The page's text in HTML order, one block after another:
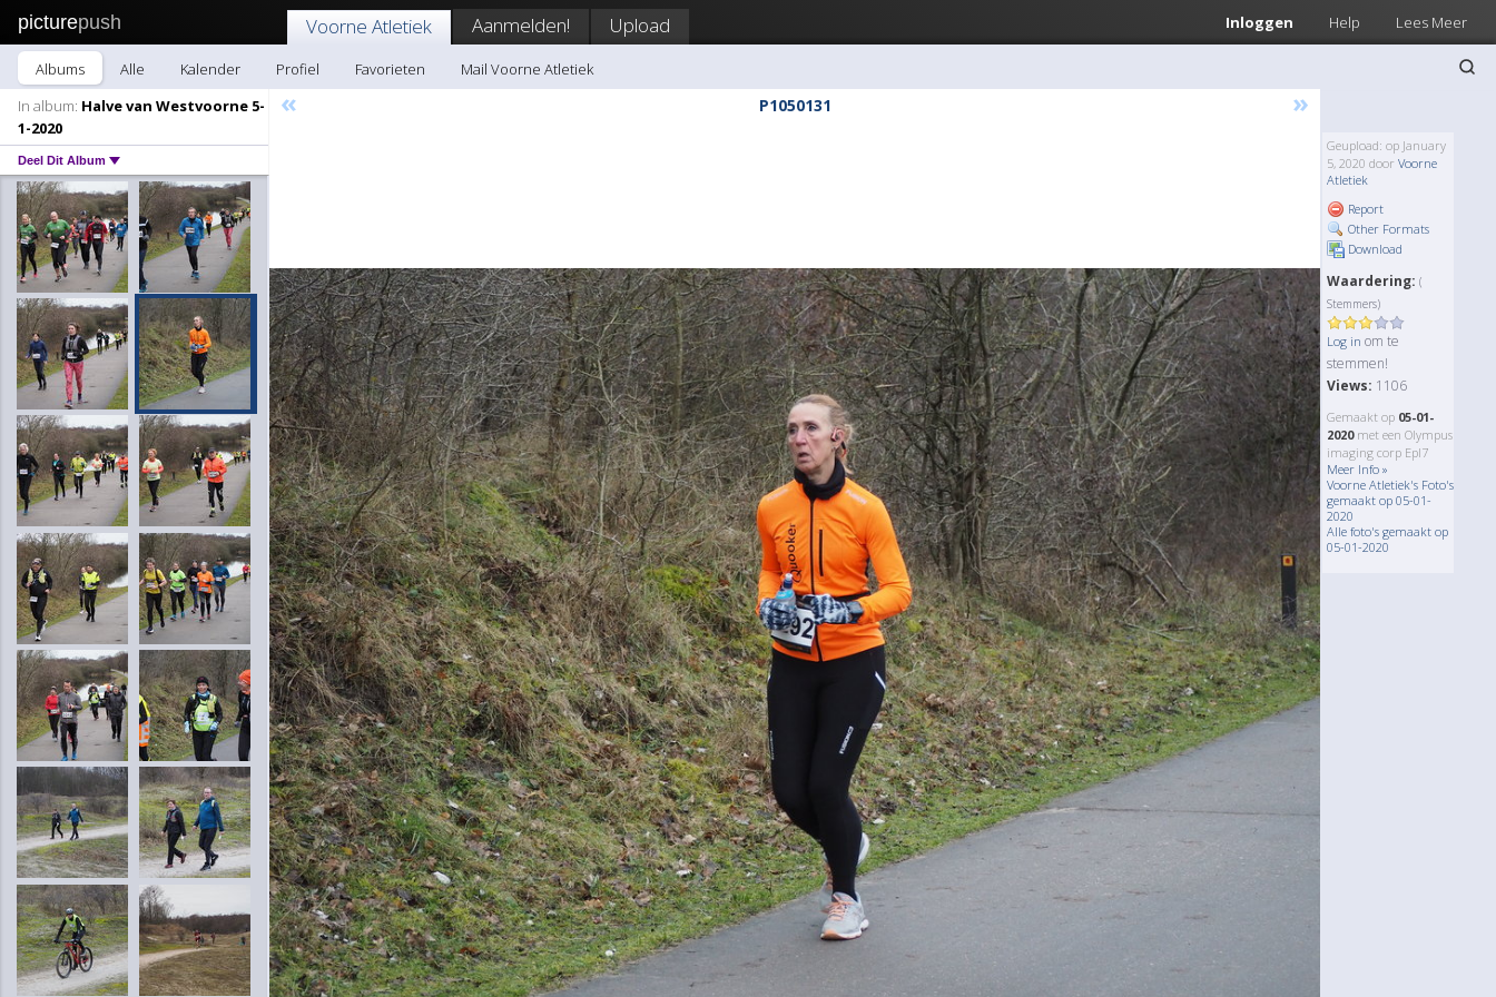
picturepush Inloggen Help Lees Meer
Voorne Atletiek Aanmelden! Upload
Albums Alle Kalender Profiel Favorieten
Mail Voorne Atletiek
In album: Halve van Westvoorne 5-
1-2020
Deel Dit Album
« P1050131 »
Geupload: op January
5, 2020 door Voorne
Atletiek
Report
Other Formats
Download
Waardering: (
Stemmers)
Log in om te
stemmen!
Views: 1106
Gemaakt op 05-01-
2020met een Olympus
imaging corp Epl7
Meer Info »
Voorne Atletiek's Foto's
gemaakt op 05-01-
2020
Alle foto's gemaakt op
05-01-2020